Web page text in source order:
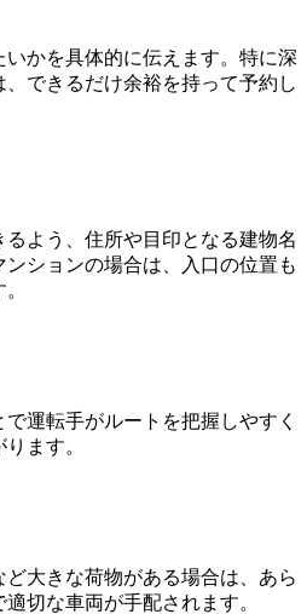
かを具体的に伝えます。特に深
できるだけ余裕を持って予約し
よう、住所や目印となる建物名
ションの場合は、入口の位置も
運転手がルートを把握しやすく
ます。
大きな荷物がある場合は、あら
切な車両が手配されます。